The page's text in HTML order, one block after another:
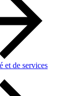
et de services